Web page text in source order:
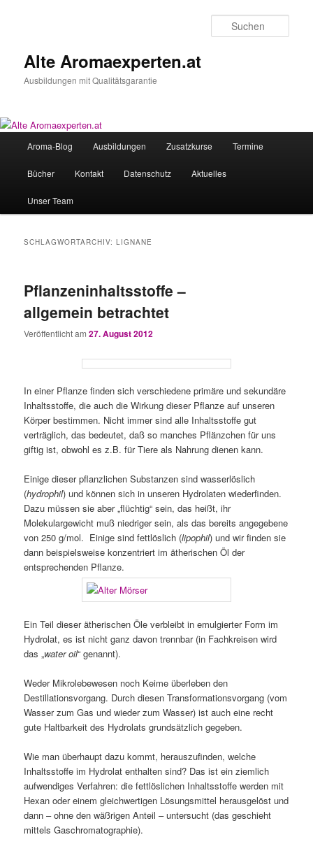
Alte Aromaexperten.at
Ausbildungen mit Qualitätsgarantie
Aroma-Blog Ausbildungen Zusatzkurse Termine
Bücher Kontakt Datenschutz Aktuelles
Unser Team
SCHLAGWORTARCHIV:LIGNANE
Pflanzeninhaltsstoffe –
allgemein betrachtet
Veröffentlicht am27. August 2012
In einer Pflanze finden sich verschiedene primäre und sekundäre
Inhaltsstoffe, die auch die Wirkung dieser Pflanze auf unseren
Körper bestimmen. Nicht immer sind alle Inhaltsstoffe gut
verträglich, das bedeutet, daß so manches Pflänzchen für uns
giftig ist, obwohl es z.B. für Tiere als Nahrung dienen kann.
Einige dieser pflanzlichen Substanzen sind wasserlöslich
(hydrophil) und können sich in unseren Hydrolaten wiederfinden.
Dazu müssen sie aber „flüchtig“ sein, das heißt, ihr
Molekulargewicht muß niedriger sein, als das bereits angegebene
von 250 g/mol. Einige sind fettlöslich (lipophil) und wir finden sie
dann beispielsweise konzentriert im ätherischen Öl der
entsprechenden Pflanze.
Ein Teil dieser ätherischen Öle verbleibt in emulgierter Form im
Hydrolat, es ist nicht ganz davon trennbar (in Fachkreisen wird
das „water oil“ genannt).
Weder Mikrolebewesen noch Keime überleben den
Destillationsvorgang. Durch diesen Transformationsvorgang (vom
Wasser zum Gas und wieder zum Wasser) ist auch eine recht
gute Haltbarkeit des Hydrolats grundsätzlich gegeben.
Wie man überhaupt dazu kommt, herauszufinden, welche
Inhaltsstoffe im Hydrolat enthalten sind? Das ist ein ziemlich
aufwendiges Verfahren: die fettlöslichen Inhaltsstoffe werden mit
Hexan oder einem gleichwertigen Lösungsmittel herausgelöst und
dann – ohne den wäßrigen Anteil – untersucht (das geschieht
mittels Gaschromatographie).